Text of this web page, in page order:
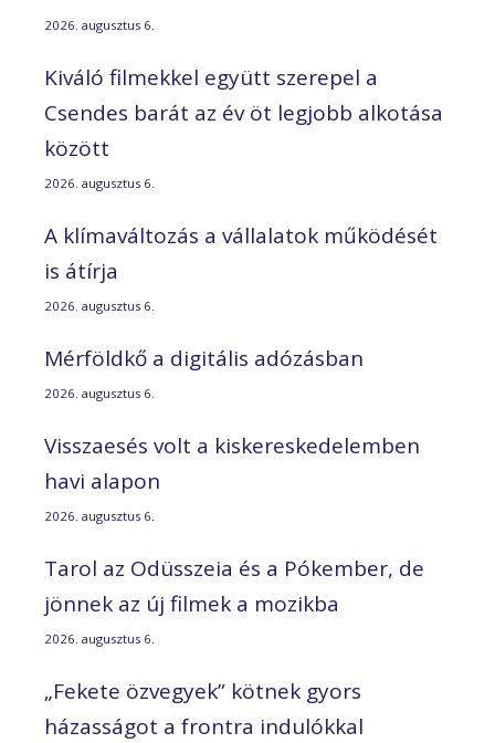
2026. augusztus 6.
Kiváló filmekkel együtt szerepel a
Csendes barát az év öt legjobb alkotása
között
2026. augusztus 6.
A klímaváltozás a vállalatok működését
is átírja
2026. augusztus 6.
Mérföldkő a digitális adózásban
2026. augusztus 6.
Visszaesés volt a kiskereskedelemben
havi alapon
2026. augusztus 6.
Tarol az Odüsszeia és a Pókember, de
jönnek az új filmek a mozikba
2026. augusztus 6.
„Fekete özvegyek” kötnek gyors
házasságot a frontra indulókkal